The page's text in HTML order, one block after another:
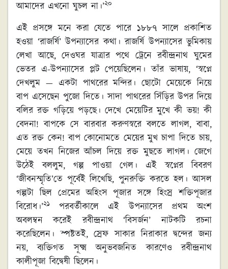
আমাদের এখনো ঘুচল না।’২০
এই প্রসঙ্গে মনে করা যেতে পারে ১৮৮৭ সালে প্রকাশিত
হওয়া ‘রাজর্ষি’ উপন্যাসের কথা। রাজর্ষি উপন্যাসের ভুমিকায়
লেখা আছে, দেওঘর যাত্রার পথে ট্রেনে রবীন্দ্রনাথ ঘুমের
ভেতর এ-উপন্যাসের প্লট পেয়েছিলেন। তাঁর ভাষায়, ‘স্বপ্নে
দেখলুম — একটা পাথরের মন্দির। ছোটো মেয়েকে নিয়ে
বাপ এসেছেন পুজো দিতে। সাদা পাথরের সিঁড়ির উপর দিয়ে
বলির রক্ত গড়িয়ে পড়ছে। দেখে মেয়েটির মুখে কী ভয়! কী
বেদনা! বাপকে সে বারবার করুণস্বরে বলতে লাগল, বাবা,
এত রক্ত কেন! বাপ কোনোমতে মেয়ের মুখ চাপা দিতে চায়,
মেয়ে তখন নিজের আঁচল দিয়ে রক্ত মুছতে লাগল। জেগে
উঠেই বললুম, গল্প পাওয়া গেল। এই স্বপ্নের বিবরণ
‘জীবনস্মৃতি’তে পূর্বেই লিখেছি, পুনরুক্তি করতে হল। আসল
গল্পটা ছিল প্রেমের অহিংস পূজার সঙ্গে হিংস্র শক্তিপূজার
বিরোধ।’২১
পরবর্তীকালে এই উপন্যাসের প্রথম অংশ
অবলম্বন করেই রবীন্দ্রনাথ ‘বিসর্জন’ নাটকটি রচনা
করেছিলেন। স্পষ্টতই, স্রেফ সাকার নিরাকার দ্বন্দের জন্য
নয়, ব্যক্তিগত সূক্ষ্ম অনুভবজনিত কারণেও রবীন্দ্রনাথ
কালীপূজা বিদ্বেষী ছিলেন।